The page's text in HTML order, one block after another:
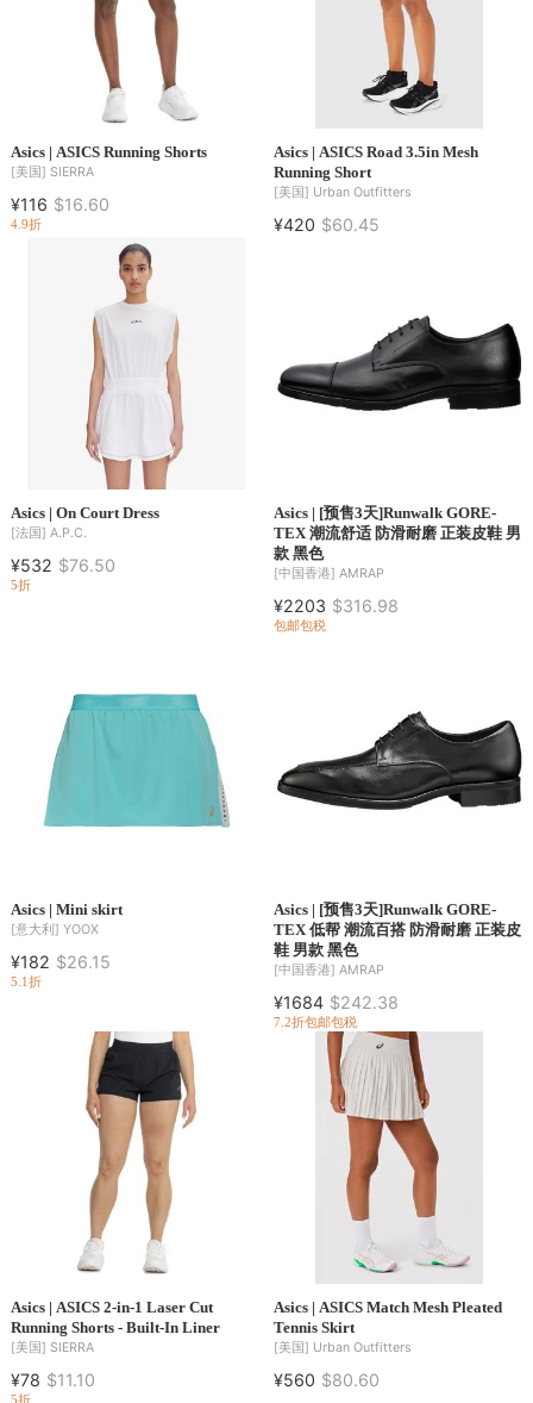
Asics | ASICS Running Shorts
[美国] SIERRA
¥116 $16.60
4.9折
Asics | ASICS Road 3.5in Mesh
Running Short
[美国] Urban Outfitters
¥420 $60.45
Asics | On Court Dress
[法国] A.P.C.
¥532 $76.50
5折
Asics | [预售3天]Runwalk GORE-
TEX 潮流舒适 防滑耐磨 正装皮鞋 男
款 黑色
[中国香港] AMRAP
¥2203 $316.98
包邮包税
Asics | Mini skirt
[意大利] YOOX
¥182 $26.15
5.1折
Asics | [预售3天]Runwalk GORE-
TEX 低帮 潮流百搭 防滑耐磨 正装皮
鞋 男款 黑色
[中国香港] AMRAP
¥1684 $242.38
7.2折包邮包税
Asics | ASICS 2-in-1 Laser Cut
Running Shorts - Built-In Liner
[美国] SIERRA
¥78 $11.10
5折
Asics | ASICS Match Mesh Pleated
Tennis Skirt
[美国] Urban Outfitters
¥560 $80.60